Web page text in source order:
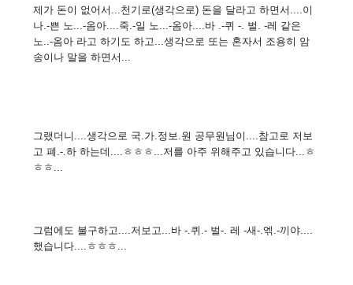
제가 돈이 없어서...천기로(생각으로) 돈을 달라고 하면서....이
나.-쁜 노...-옴아....죽.-일 노...-옴아....바 .-퀴 -. 벌. -레 같은
노..-옴아 라고 하기도 하고...생각으로 또는 혼자서 조용히 암
송이나 말을 하면서...
그랬더니....생각으로 국.가.정보.원 공무원님이....참고로 저보
고 폐.-.하 하는데....ㅎㅎㅎ...저를 아주 위해주고 있습니다...ㅎ
ㅎㅎ...
그럼에도 불구하고....저보고...바 -.퀴.- 벌-. 레 -새-.엒.-끼야....
했습니다....ㅎㅎㅎ...